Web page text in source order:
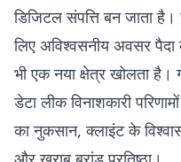
डिजिटल संपत्ति बन जाता
लिए अविश्वसनीय अवसर पैदा
भी एक नया क्षेत्र खोलता
डेटा लीक विनाशकारी
का नुकसान, क्लाइंट के